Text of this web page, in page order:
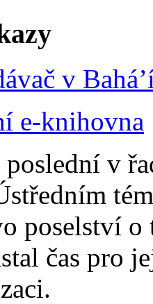
v
e-knihovna
v
poselství
čas pro